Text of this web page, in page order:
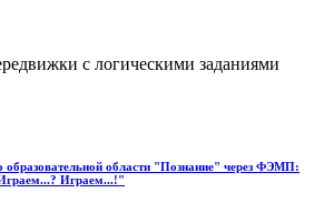
с логическими заданиями
области "Познание" через ФЭМП:
Играем...!"